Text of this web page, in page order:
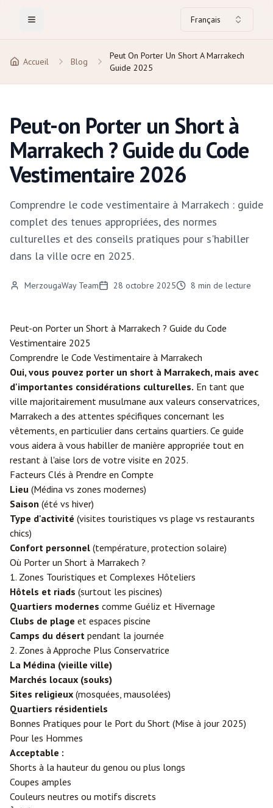
Toggle Menu Français
Accueil Blog
Peut On Porter Un Short A Marrakech
Guide 2025
Peut-on Porter un Short à
Marrakech ? Guide du Code
Vestimentaire 2026
Comprendre le code vestimentaire à Marrakech : guide
complet des tenues appropriées, des normes
culturelles et des conseils pratiques pour s'habiller
dans la ville ocre en 2025.
MerzougaWay Team 28 octobre 2025 8 min de lecture
Peut-on Porter un Short à Marrakech ? Guide du Code
Vestimentaire 2025
Comprendre le Code Vestimentaire à Marrakech
Oui, vous pouvez porter un short à Marrakech, mais avec
d'importantes considérations culturelles. En tant que
ville majoritairement musulmane aux valeurs conservatrices,
Marrakech a des attentes spécifiques concernant les
vêtements, en particulier dans certains quartiers. Ce guide
vous aidera à vous habiller de manière appropriée tout en
restant à l'aise lors de votre visite en 2025.
Facteurs Clés à Prendre en Compte
Lieu (Médina vs zones modernes)
Saison (été vs hiver)
Type d'activité (visites touristiques vs plage vs restaurants
chics)
Confort personnel (température, protection solaire)
Où Porter un Short à Marrakech ?
1. Zones Touristiques et Complexes Hôteliers
Hôtels et riads (surtout les piscines)
Quartiers modernes comme Guéliz et Hivernage
Clubs de plage et espaces piscine
Camps du désert pendant la journée
2. Zones à Approche Plus Conservatrice
La Médina (vieille ville)
Marchés locaux (souks)
Sites religieux (mosquées, mausolées)
Quartiers résidentiels
Bonnes Pratiques pour le Port du Short (Mise à jour 2025)
Pour les Hommes
Acceptable :
Shorts à la hauteur du genou ou plus longs
Coupes amples
Couleurs neutres ou motifs discrets